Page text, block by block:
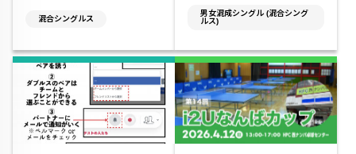
混合シングルス
男女混成シングル (混合シング
ルス)